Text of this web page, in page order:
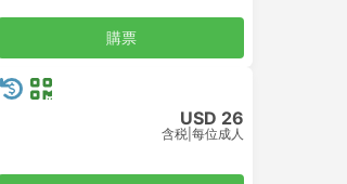
購票
USD 26
含税 每位成人